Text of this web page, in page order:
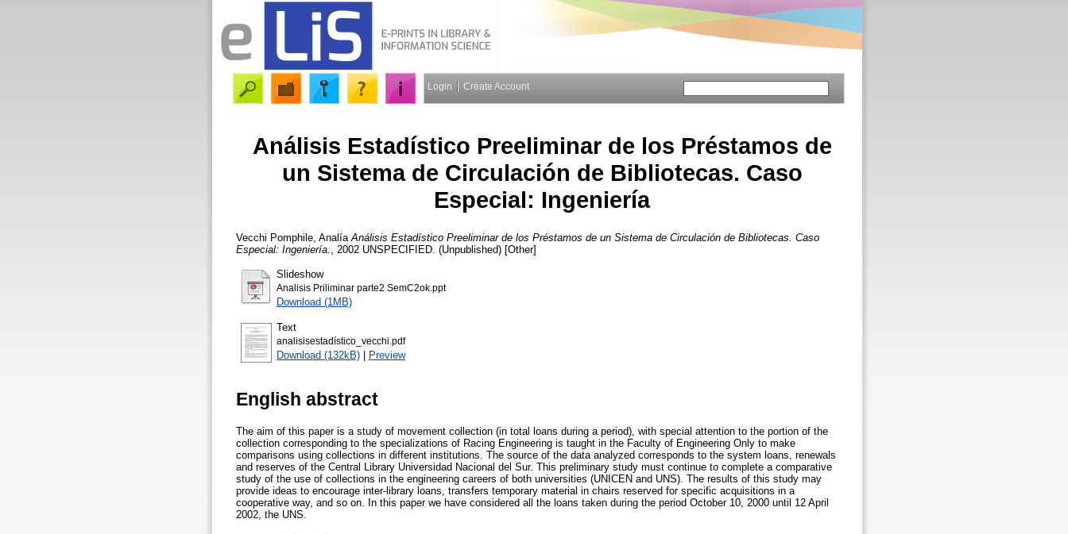
Login Create Account
Análisis Estadístico Preeliminar de los Préstamos de
un Sistema de Circulación de Bibliotecas. Caso
Especial: Ingeniería
Vecchi Pomphile, Analía Análisis Estadístico Preeliminar de los Préstamos de un Sistema de Circulación de Bibliotecas. Caso
Especial: Ingeniería.
, 2002 UNSPECIFIED. (Unpublished) [Other]
Slideshow
Analisis Priliminar parte2 SemC2ok.ppt
Download (1MB)
Text
analisisestadístico_vecchi.pdf
Download (132kB) | Preview
English abstract
The aim of this paper is a study of movement collection (in total loans during a period), with special attention to the portion of the
collection corresponding to the specializations of Racing Engineering is taught in the Faculty of Engineering Only to make
comparisons using collections in different institutions. The source of the data analyzed corresponds to the system loans, renewals
and reserves of the Central Library Universidad Nacional del Sur. This preliminary study must continue to complete a comparative
study of the use of collections in the engineering careers of both universities (UNICEN and UNS). The results of this study may
provide ideas to encourage inter-library loans, transfers temporary material in chairs reserved for specific acquisitions in a
cooperative way, and so on. In this paper we have considered all the loans taken during the period October 10, 2000 until 12 April
2002, the UNS.